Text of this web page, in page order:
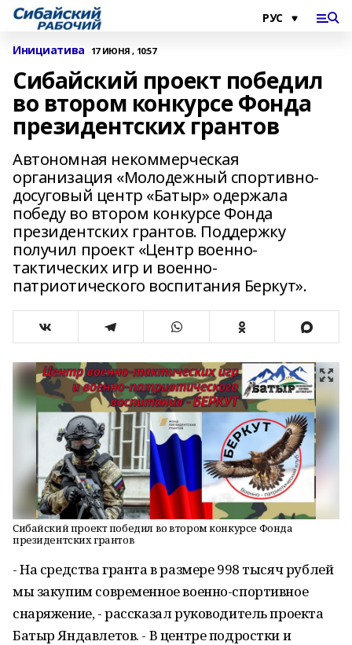
Инициатива 17 ИЮНЯ , 10:57
Сибайский проект победил
во втором конкурсе Фонда
президентских грантов
Автономная некоммерческая
организация «Молодежный спортивно-
досуговый центр «Батыр» одержала
победу во втором конкурсе Фонда
президентских грантов. Поддержку
получил проект «Центр военно-
тактических игр и военно-
патриотического воспитания Беркут».
Сибайский проект победил во втором конкурсе Фонда
президентских грантов
- На средства гранта в размере 998 тысяч рублей
мы закупим современное военно-спортивное
снаряжение, - рассказал руководитель проекта
Батыр Яндавлетов. - В центре подростки и